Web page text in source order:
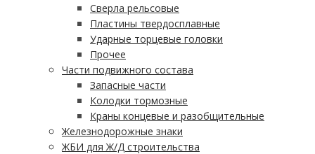
Сверла рельсовые
Пластины твердосплавные
Ударные торцевые головки
Прочее
Части подвижного состава
Запасные части
Колодки тормозные
Краны концевые и разобщительные
Железнодорожные знаки
ЖБИ для Ж/Д строительства